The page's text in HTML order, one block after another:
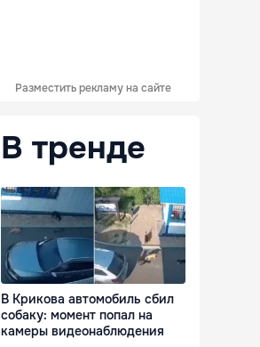
Разместить рекламу на сайте
В тренде
В Крикова автомобиль сбил
собаку: момент попал на
камеры видеонаблюдения